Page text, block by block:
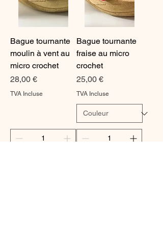
Bague tournante
moulin à vent au
micro crochet
Prix
28,00 €
TVA Incluse
Bague tournante
fraise au micro
crochet
Prix
25,00 €
TVA Incluse